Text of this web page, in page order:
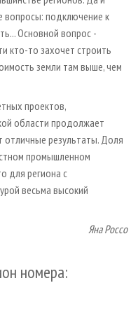
вопросы: подключение к
Основной вопрос -
кто-то захочет строить
земли там выше, чем
проектов,
области продолжает
отличные результаты. Доля
промышленном
для региона с
весьма высокий
Яна Россо
номера: